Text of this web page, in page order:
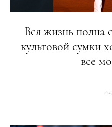
Вся жизнь полна
культовой сумки
все